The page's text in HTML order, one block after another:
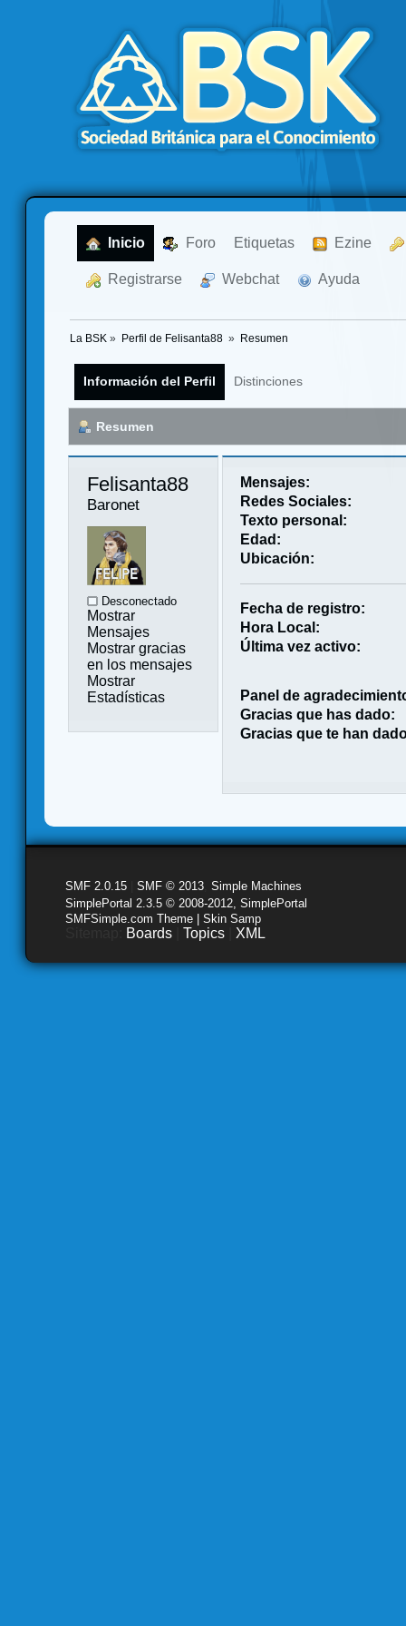
Inicio Foro Etiquetas Ezine
Registrarse Webchat Ayuda
La BSK » Perfil de Felisanta88 » Resumen
Información del Perfil Distinciones
Resumen
Felisanta88
Baronet
Desconectado
Mostrar
Mensajes
Mostrar gracias
en los mensajes
Mostrar
Estadísticas
Mensajes:
Redes Sociales:
Texto personal:
Edad:
Ubicación:
Fecha de registro:
Hora Local:
Última vez activo:
Panel de
Gracias que has dado:
Gracias que te han
SMF 2.0.15 SMF © 2013 Simple Machines
SimplePortal 2.3.5 © 2008-2012, SimplePortal
SMFSimple.com Theme | Skin Samp
Boards Topics XML